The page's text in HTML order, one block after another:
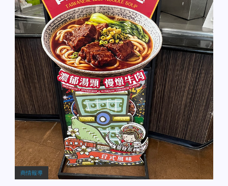
商情報導